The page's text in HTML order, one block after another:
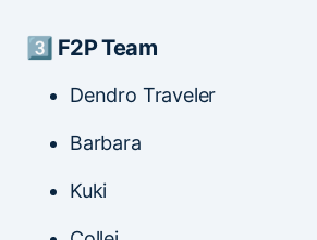
3️⃣ F2P Team
Dendro Traveler
Barbara
Kuki